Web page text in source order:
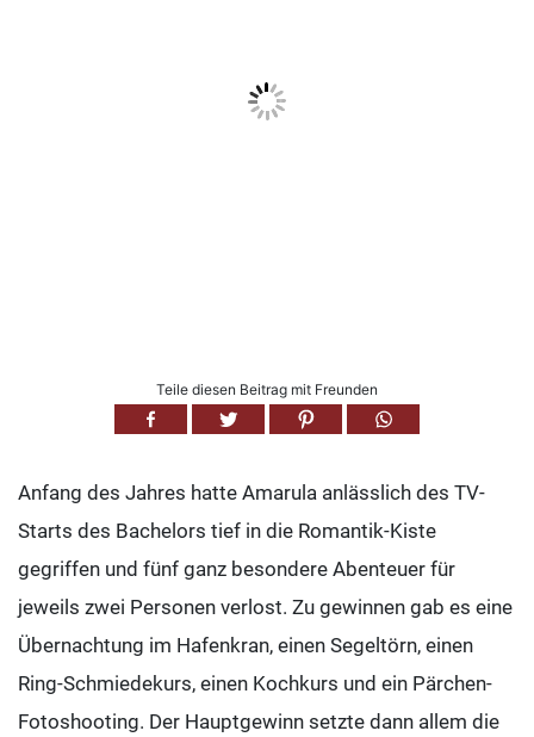
Teile diesen Beitrag mit Freunden
Anfang des Jahres hatte Amarula anlässlich des TV-
Starts des Bachelors tief in die Romantik-Kiste
gegriffen und fünf ganz besondere Abenteuer für
jeweils zwei Personen verlost. Zu gewinnen gab es eine
Übernachtung im Hafenkran, einen Segeltörn, einen
Ring-Schmiedekurs, einen Kochkurs und ein Pärchen-
Fotoshooting. Der Hauptgewinn setzte dann allem die